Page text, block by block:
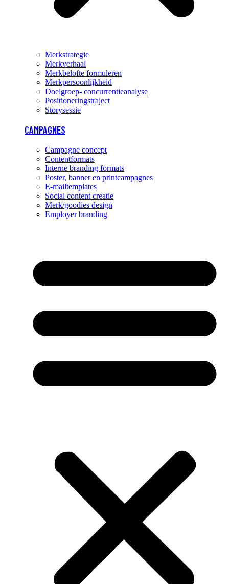
Merkstrategie
Merkverhaal
Merkbelofte formuleren
Merkpersoonlijkheid
Doelgroep- concurrentieanalyse
Positioneringstraject
Storysessie
CAMPAGNES
Campagne concept
Contentformats
Interne branding formats
Poster, banner en printcampagnes
E-mailtemplates
Social content creatie
Merk/goodies design
Employer branding